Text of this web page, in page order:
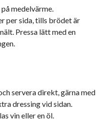
medelvärme.
per sida, tills brödet är
Pressa lätt med en
servera direkt, gärna med
dressing vid sidan.
vin eller en öl.